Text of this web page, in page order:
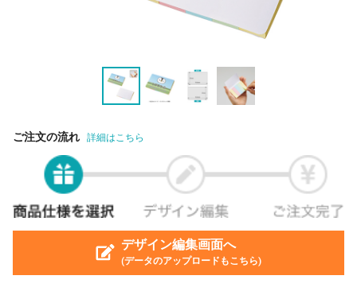
ご注文の流れ 詳細はこちら
デザイン編集画面へ
(データのアップロードもこちら)